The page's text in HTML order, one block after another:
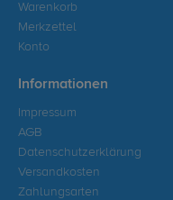
Warenkorb
Merkzettel
Konto
Informationen
Impressum
AGB
Datenschutzerklärung
Versandkosten
Zahlungsarten